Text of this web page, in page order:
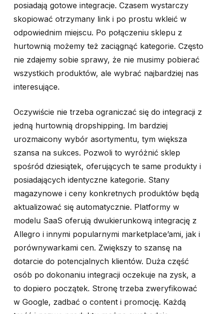
posiadają gotowe integracje. Czasem wystarczy
skopiować otrzymany link i po prostu wkleić w
odpowiednim miejscu. Po połączeniu sklepu z
hurtownią możemy też zaciągnąć kategorie. Często
nie zdajemy sobie sprawy, że nie musimy pobierać
wszystkich produktów, ale wybrać najbardziej nas
interesujące.
Oczywiście nie trzeba ograniczać się do integracji z
jedną hurtownią dropshipping. Im bardziej
urozmaicony wybór asortymentu, tym większa
szansa na sukces. Pozwoli to wyróżnić sklep
spośród dziesiątek, oferujących te same produkty i
posiadających identyczne kategorie. Stany
magazynowe i ceny konkretnych produktów będą
aktualizować się automatycznie. Platformy w
modelu SaaS oferują dwukierunkową integrację z
Allegro i innymi popularnymi marketplace’ami, jak i
porównywarkami cen. Zwiększy to szansę na
dotarcie do potencjalnych klientów. Duża część
osób po dokonaniu integracji oczekuje na zysk, a
to dopiero początek. Stronę trzeba zweryfikować
w Google, zadbać o content i promocję. Każdą